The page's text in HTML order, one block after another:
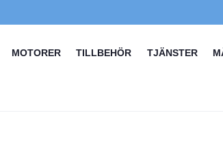
MOTORER TILLBEHÖR TJÄNSTER